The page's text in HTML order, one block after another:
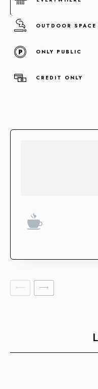
Concentramos la fuerza
Tecnologías de la
Marketing y
Recursos Humanos
Construcción
OUTDOOR SPACE
ONLY PUBLIC
CREDIT ONLY